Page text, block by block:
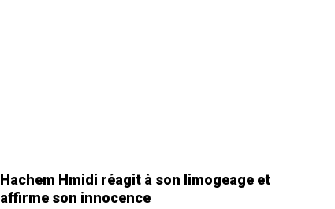
Hachem Hmidi réagit à son limogeage et
affirme son innocence